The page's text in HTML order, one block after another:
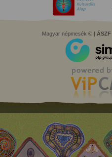
Magyar népmesék © | ÁSZF